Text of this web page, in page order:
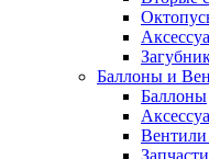
Баллоны и
Баллоны